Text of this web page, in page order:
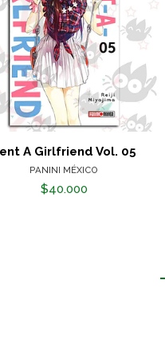
A Girlfriend Vol. 05
PANINI MÉXICO
$40.000